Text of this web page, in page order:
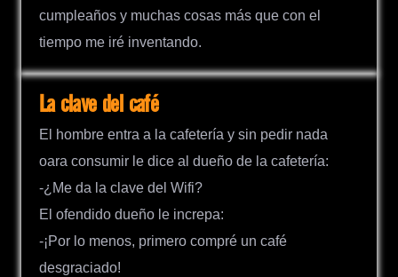
cumpleaños y muchas cosas más que con el
tiempo me iré inventando.
La clave del café
El hombre entra a la cafetería y sin pedir nada
oara consumir le dice al dueño de la cafetería:
-¿Me da la clave del Wifi?
El ofendido dueño le increpa:
-¡Por lo menos, primero compré un café
desgraciado!